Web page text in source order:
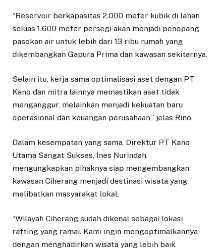
“Reservoir berkapasitas 2.000 meter kubik di lahan
seluas 1.600 meter persegi akan menjadi penopang
pasokan air untuk lebih dari 13 ribu rumah yang
dikembangkan Gapura Prima dan kawasan sekitarnya.
Selain itu, kerja sama optimalisasi aset dengan PT
Kano dan mitra lainnya memastikan aset tidak
menganggur, melainkan menjadi kekuatan baru
operasional dan keuangan perusahaan,” jelas Rino.
Dalam kesempatan yang sama, Direktur PT Kano
Utama Sangat Sukses, Ines Nurindah,
mengungkapkan pihaknya siap mengembangkan
kawasan Ciherang menjadi destinasi wisata yang
melibatkan masyarakat lokal.
“Wilayah Ciherang sudah dikenal sebagai lokasi
rafting yang ramai. Kami ingin mengoptimalkannya
dengan menghadirkan wisata yang lebih baik